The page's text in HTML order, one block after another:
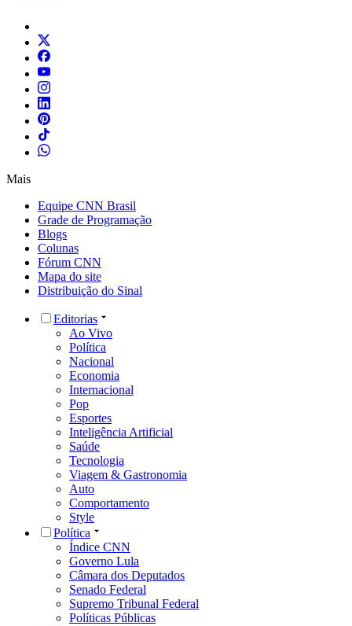
Mais
Equipe CNN Brasil
Grade de Programação
Blogs
Colunas
Fórum CNN
Mapa do site
Distribuição do Sinal
Editorias
Ao Vivo
Política
Nacional
Economia
Internacional
Pop
Esportes
Inteligência Artificial
Saúde
Tecnologia
Viagem & Gastronomia
Auto
Comportamento
Style
Política
Índice CNN
Governo Lula
Câmara dos Deputados
Senado Federal
Supremo Tribunal Federal
Políticas Públicas